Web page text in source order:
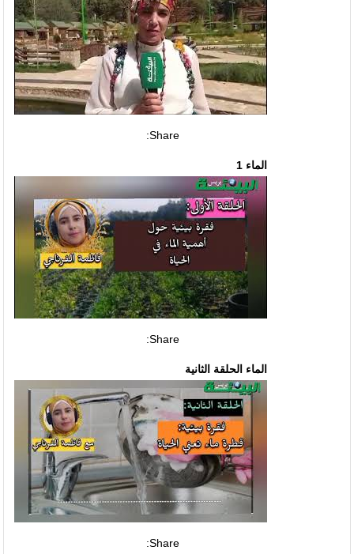
Share:
الماء 1
Share:
الماء الحلقة الثانية
Share: